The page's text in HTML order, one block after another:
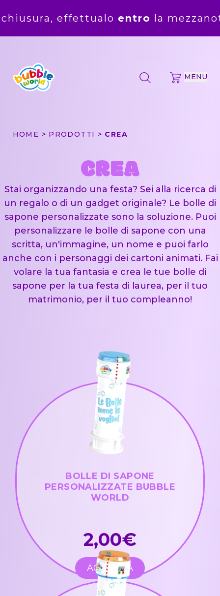
effettualoentrola mezzanotte del5
MENU
HOME PRODOTTI CREA
CREA
Stai organizzando una festa? Sei alla ricerca di
un regalo o di un gadget originale? Le bolle di
sapone personalizzate sono la soluzione. Puoi
personalizzare le bolle di sapone con una
scritta, un'immagine, un nome e puoi farlo
anche con i personaggi dei cartoni animati. Fai
volare la tua fantasia e crea le tue bolle di
sapone per la tua festa di laurea, per il tuo
matrimonio, per il tuo compleanno!
BOLLE DI SAPONE
PERSONALIZZATE BUBBLE
WORLD
2,00€
ACQUISTA